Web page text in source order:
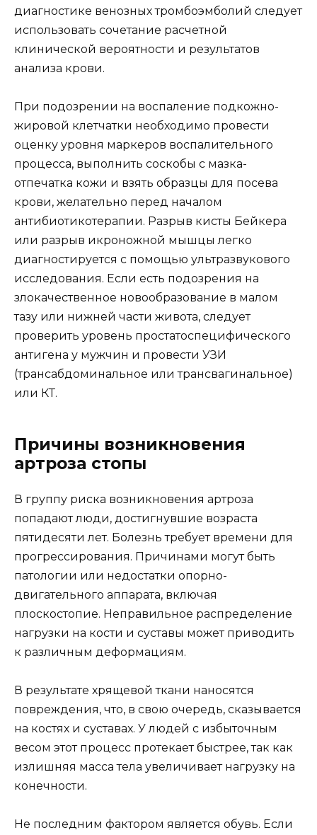
диагностике венозных тромбоэмболий следует
использовать сочетание расчетной
клинической вероятности и результатов
анализа крови.
При подозрении на воспаление подкожно-
жировой клетчатки необходимо провести
оценку уровня маркеров воспалительного
процесса, выполнить соскобы с мазка-
отпечатка кожи и взять образцы для посева
крови, желательно перед началом
антибиотикотерапии. Разрыв кисты Бейкера
или разрыв икроножной мышцы легко
диагностируется с помощью ультразвукового
исследования. Если есть подозрения на
злокачественное новообразование в малом
тазу или нижней части живота, следует
проверить уровень простатоспецифического
антигена у мужчин и провести УЗИ
(трансабдоминальное или трансвагинальное)
или КТ.
Причины возникновения
артроза стопы
В группу риска возникновения артроза
попадают люди, достигнувшие возраста
пятидесяти лет. Болезнь требует времени для
прогрессирования. Причинами могут быть
патологии или недостатки опорно-
двигательного аппарата, включая
плоскостопие. Неправильное распределение
нагрузки на кости и суставы может приводить
к различным деформациям.
В результате хрящевой ткани наносятся
повреждения, что, в свою очередь, сказывается
на костях и суставах. У людей с избыточным
весом этот процесс протекает быстрее, так как
излишняя масса тела увеличивает нагрузку на
конечности.
Не последним фактором является обувь. Если